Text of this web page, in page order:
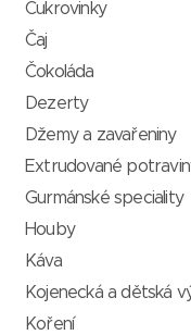
Cukrovinky
Čaj
Čokoláda
Dezerty
Džemy a zavařeniny
Extrudované
Gurmánské speciality
Houby
Káva
Kojenecká a dětská
Koření